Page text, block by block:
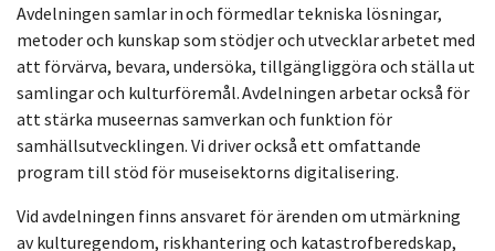
Avdelningen samlar in och förmedlar tekniska lösningar,
metoder och kunskap som stödjer och utvecklar arbetet med
att förvärva, bevara, undersöka, tillgängliggöra och ställa ut
samlingar och kulturföremål. Avdelningen arbetar också för
att stärka museernas samverkan och funktion för
samhällsutvecklingen. Vi driver också ett omfattande
program till stöd för museisektorns digitalisering.
Vid avdelningen finns ansvaret för ärenden om utmärkning
av kulturegendom, riskhantering och katastrofberedskap,